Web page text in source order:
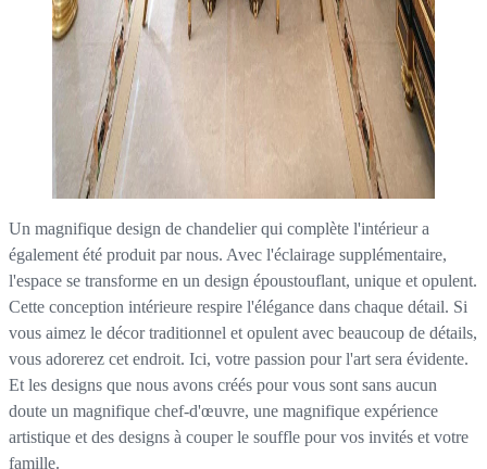
Un magnifique design de chandelier qui complète l'intérieur a
également été produit par nous. Avec l'éclairage supplémentaire,
l'espace se transforme en un design époustouflant, unique et opulent.
Cette conception intérieure respire l'élégance dans chaque détail. Si
vous aimez le décor traditionnel et opulent avec beaucoup de détails,
vous adorerez cet endroit. Ici, votre passion pour l'art sera évidente.
Et les designs que nous avons créés pour vous sont sans aucun
doute un magnifique chef-d'œuvre, une magnifique expérience
artistique et des designs à couper le souffle pour vos invités et votre
famille.